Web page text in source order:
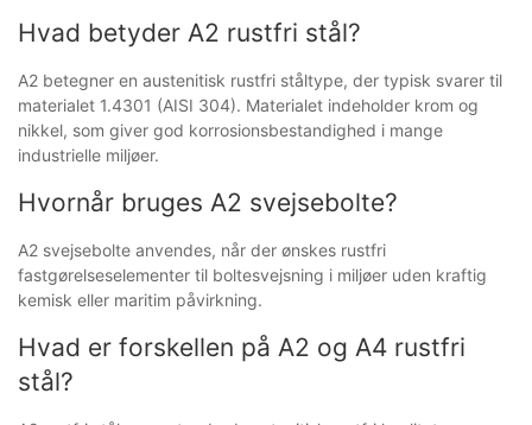
Hvad betyder A2 rustfri stål?
A2 betegner en austenitisk rustfri ståltype, der typisk svarer til
materialet 1.4301 (AISI 304). Materialet indeholder krom og
nikkel, som giver god korrosionsbestandighed i mange
industrielle miljøer.
Hvornår bruges A2 svejsebolte?
A2 svejsebolte anvendes, når der ønskes rustfri
fastgørelseselementer til boltesvejsning i miljøer uden kraftig
kemisk eller maritim påvirkning.
Hvad er forskellen på A2 og A4 rustfri
stål?